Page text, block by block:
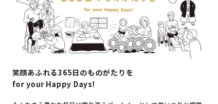
笑顔あふれる365日のものがたりを
for your Happy Days!